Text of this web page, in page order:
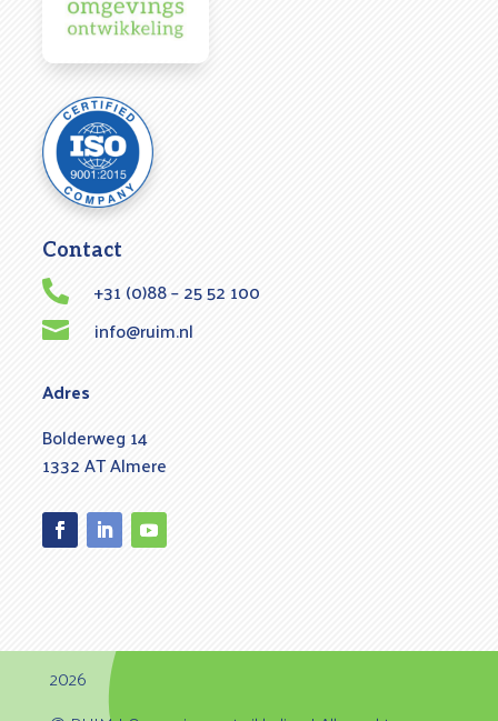
Contact
 +31 (0)88 – 25 52 100

info@ruim.nl
Adres
Bolderweg 14
1332 AT Almere
2026